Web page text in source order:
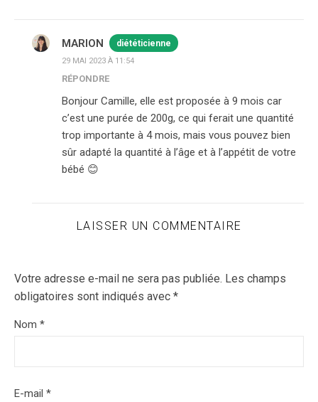
MARION diététicienne
29 MAI 2023 À 11:54
RÉPONDRE
Bonjour Camille, elle est proposée à 9 mois car
c’est une purée de 200g, ce qui ferait une quantité
trop importante à 4 mois, mais vous pouvez bien
sûr adapté la quantité à l’âge et à l’appétit de votre
bébé 😊
LAISSER UN COMMENTAIRE
Votre adresse e-mail ne sera pas publiée. Les champs
obligatoires sont indiqués avec *
Nom *
E-mail *